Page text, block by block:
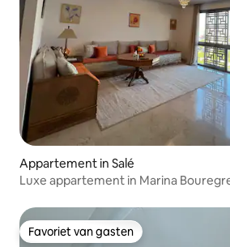
Appartement in Salé
Luxe appartement in Marina
Favoriet van gasten
Favoriet van gasten